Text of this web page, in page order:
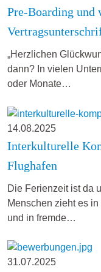
Pre-Boarding und
„Herzlichen
dann? In vielen
oder Monate…
14.08.2025
Interkulturelle
Flughafen
Die Ferienzeit ist da
Menschen zieht es
und in fremde…
31.07.2025